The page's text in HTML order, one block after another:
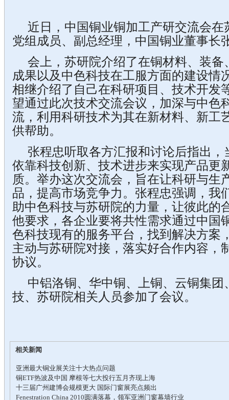
近日，中国铜业铜加工产研交流会在
党组成员、副总经理，中国铜业董事长
会上，苏研院介绍了在铜材料、装备
成果以及中色科技在工服方面的建设情
相继介绍了自己在科研项目、技术开发
望通过此次技术交流会议，加深与中色
流，利用科研技术为其在新材料、新工
供帮助。
张程忠听取各方汇报和讨论后指出，
依靠科技创新、技术进步来实现产品更
质。举办这次交流会，旨在让科研与生
品，提高市场竞争力。张程忠强调，我
助中色科技与苏研院的力量，让彼此的
他要求，各企业要将共性需求通过中国
色科技现有的服务平台，找到解决方案
主动与苏研院对接，落实好合作内容，
协议。
中铝洛铜、华中铜、上铜、云铜集团
技、苏研院相关人员参加了会议。
相关新闻